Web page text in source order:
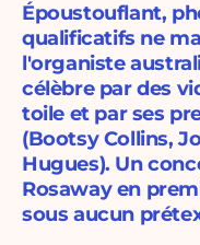
Époustouflant,
qualificatifs ne
l'organiste
célèbre par des
toile et par ses
(Bootsy Collins,
Hugues). Un
Rosaway en
sous aucun